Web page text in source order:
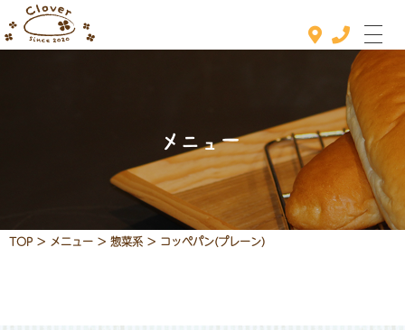
ホーム
おすすめメニュー
メニュー
メニュー
TOP > メニュー > 惣菜系 > コッペパン(プレーン)